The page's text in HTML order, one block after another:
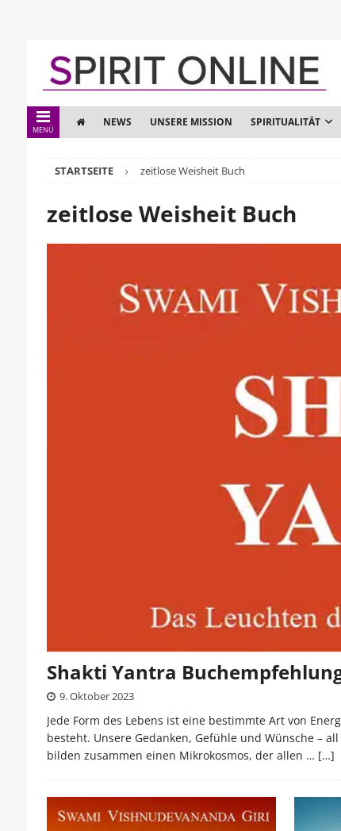
MENÜ
NEWS UNSERE MISSION SPIRITUALITÄT
STARTSEITE zeitlose Weisheit Buch
zeitlose Weisheit Buch
Shakti Yantra
9. Oktober 2023
Jede Form des Lebens ist eine bestimmte Art von
besteht. Unsere Gedanken, Gefühle und Wünsche –
bilden zusammen einen Mikrokosmos, der allen … […]